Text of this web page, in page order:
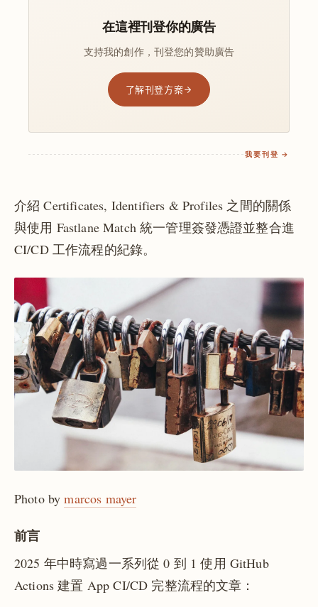
在這裡刊登你的廣告
支持我的創作，刊登您的贊助廣告
了解刊登方案
我要刊登 →
介紹 Certificates, Identifiers & Profiles 之間的關係
與使用 Fastlane Match 統一管理簽發憑證並整合進
CI/CD 工作流程的紀錄。
Photo bymarcos mayer
前言
2025 年中時寫過一系列從 0 到 1 使用 GitHub
Actions 建置 App CI/CD 完整流程的文章：